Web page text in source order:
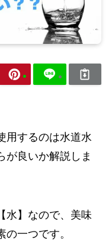
用するのは水道水
が良いか解説しま
水】なので、美味
一つです。